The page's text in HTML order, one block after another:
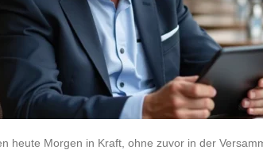
heute Morgen in Kraft, ohne zuvor in der